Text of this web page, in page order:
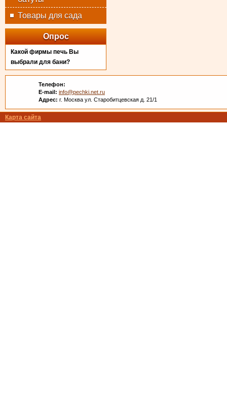
Товары для сада
Опрос
Какой фирмы печь Вы
выбрали для бани?
Телефон:
E-mail: info@pechki.net.ru
Адрес: г. Москва ул. Старобитцевская д. 21/1
Карта сайта